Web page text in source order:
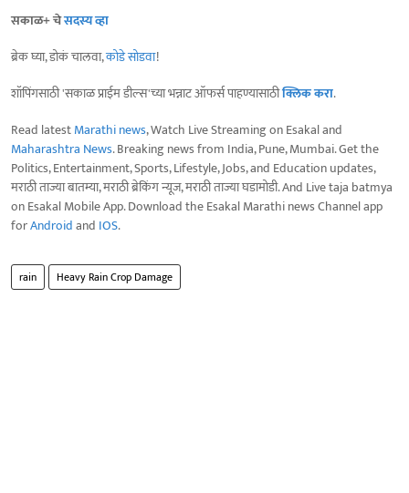
सकाळ+ चेसदस्य व्हा
ब्रेक घ्या, डोकं चालवा,कोडे सोडवा!
शॉपिंगसाठी 'सकाळ प्राईम डील्स'च्या भन्नाट ऑफर्स पाहण्यासाठीक्लिक करा.
Read latestMarathi news, Watch Live Streaming on Esakal and
Maharashtra News. Breaking news from India, Pune, Mumbai. Get the
Politics, Entertainment, Sports, Lifestyle, Jobs, and Education updates,
मराठी ताज्या बातम्या, मराठी ब्रेकिंग न्यूज, मराठी ताज्या घडामोडी. And Live taja batmya
on Esakal Mobile App. Download the Esakal Marathi news Channel app
forAndroidand IOS.
rain Heavy Rain Crop Damage